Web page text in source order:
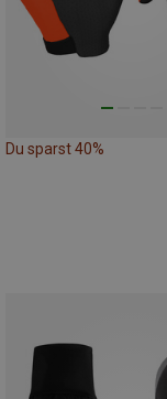
Du sparst 40%